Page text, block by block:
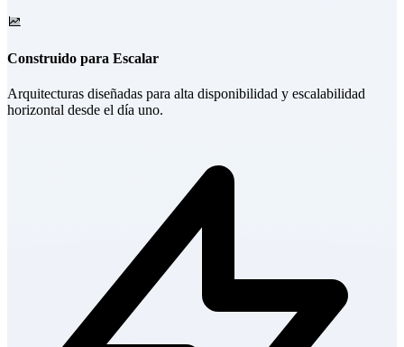
Construido para Escalar
Arquitecturas diseñadas para alta disponibilidad y escalabilidad
horizontal desde el día uno.